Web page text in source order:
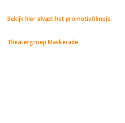
Bekijk hier alvast het promotiefilmpje.
Theatergroep Maskerade